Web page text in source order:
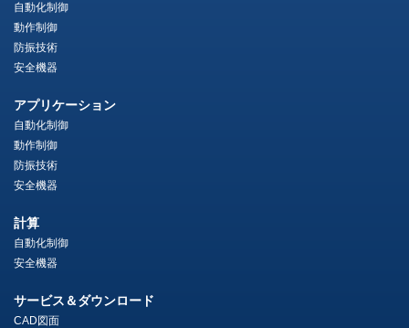
自動化制御
動作制御
防振技術
安全機器
アプリケーション
自動化制御
動作制御
防振技術
安全機器
計算
自動化制御
安全機器
サービス＆ダウンロード
CAD図面